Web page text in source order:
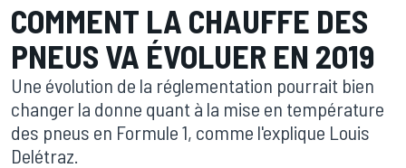
COMMENT LA CHAUFFE DES
PNEUS VA ÉVOLUER EN 2019
Une évolution de la réglementation pourrait bien
changer la donne quant à la mise en température
des pneus en Formule 1, comme l'explique Louis
Delétraz.